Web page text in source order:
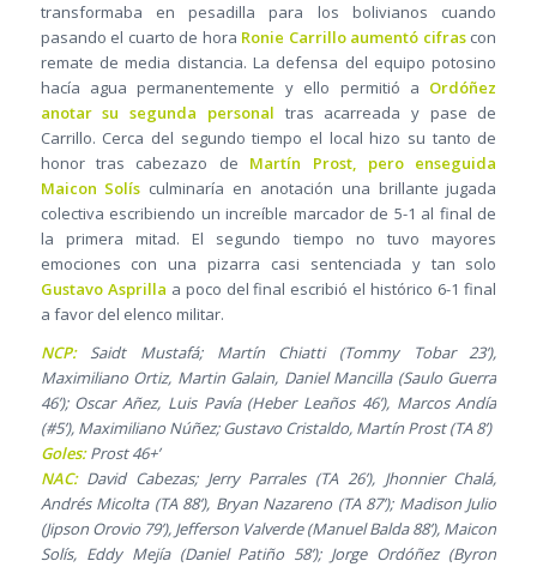
transformaba en pesadilla para los bolivianos cuando
pasando el cuarto de hora Ronie Carrillo aumentó cifrascon
remate de media distancia. La defensa del equipo potosino
hacía agua permanentemente y ello permitió a Ordóñez
anotar su segunda personal tras acarreada y pase de
Carrillo. Cerca del segundo tiempo el local hizo su tanto de
honor tras cabezazo de Martín Prost, pero enseguida
Maicon Solís culminaría en anotación una brillante jugada
colectiva escribiendo un increíble marcador de 5-1 al final de
la primera mitad. El segundo tiempo no tuvo mayores
emociones con una pizarra casi sentenciada y tan solo
Gustavo Asprilla a poco del final escribió el histórico 6-1 final
a favor del elenco militar.
NCP:Saidt Mustafá; Martín Chiatti (Tommy Tobar 23’),
Maximiliano Ortiz, Martin Galain, Daniel Mancilla (Saulo Guerra
46’); Oscar Añez, Luis Pavía (Heber Leaños 46’), Marcos Andía
(#5’), Maximiliano Núñez; Gustavo Cristaldo, Martín Prost (TA 8’)
Goles:Prost 46+’
NAC:David Cabezas; Jerry Parrales (TA 26’), Jhonnier Chalá,
Andrés Micolta (TA 88’), Bryan Nazareno (TA 87’); Madison Julio
(Jipson Orovio 79’), Jefferson Valverde (Manuel Balda 88’), Maicon
Solís, Eddy Mejía (Daniel Patiño 58’); Jorge Ordóñez (Byron